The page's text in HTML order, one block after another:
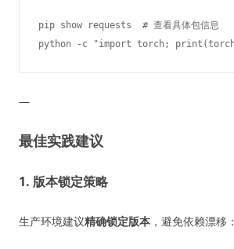
pip show requests  # 查看具体包信息
—
最佳实践建议
1. 版本锁定策略
生产环境建议精确锁定版本 ，避免依赖漂移：